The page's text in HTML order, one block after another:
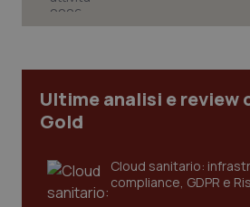
Vaccini
Ultime analisi e review
Gold
Cloud sanitario:
compliance, GDPR e
I cookie necessari contribuiscono a
navigazione sulle pagine e l'accesso
protette del sito. Il sito web non è in
funzionare correttamente senza
VISITOR_PRIVACY_METADATA